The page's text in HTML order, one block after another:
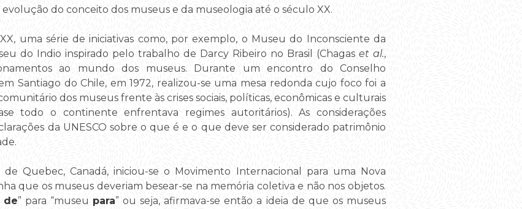
do conceito dos museus e da museologia até o século XX.
uma série de iniciativas como, por exemplo, o Museu do Inconsciente da
do Indio inspirado pelo trabalho de Darcy Ribeiro no Brasil (Chagas et al.,
ao mundo dos museus. Durante um encontro do Conselho
Santiago do Chile, em 1972, realizou-se uma mesa redonda cujo foco foi a
dos museus frente às crises sociais, políticas, econômicas e culturais
todo o continente enfrentava regimes autoritários). As considerações
da UNESCO sobre o que é e o que deve ser considerado patrimônio
Quebec, Canadá, iniciou-se o Movimento Internacional para uma Nova
que os museus deveriam besear-se na memória coletiva e não nos objetos.
de” para “museu para” ou seja, afirmava-se então a ideia de que os museus